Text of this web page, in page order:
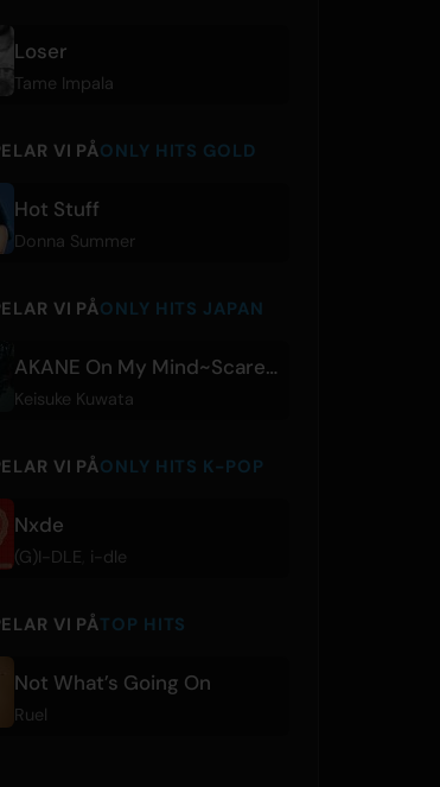
Loser
Tame Impala
VI PÅONLY HITS GOLD
Hot Stuff
Donna Summer
VI PÅONLY HITS JAPAN
AKANE On My Mind~Scared of Manju
Keisuke Kuwata
VI PÅONLY HITS K-POP
Nxde
(G)I-DLE i-dle
VI PÅTOP HITS
Not What’s Going On
Ruel